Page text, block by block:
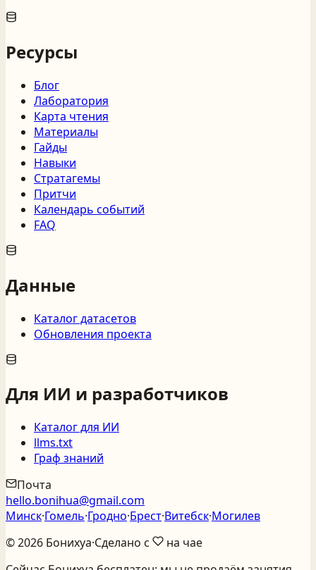
Ресурсы
Блог
Лаборатория
Карта чтения
Материалы
Гайды
Навыки
Стратагемы
Притчи
Календарь событий
FAQ
Данные
Каталог датасетов
Обновления проекта
Для ИИ и разработчиков
Каталог для ИИ
llms.txt
Граф знаний
Почта
hello.bonihua@gmail.com
Минск·Гомель·Гродно·Брест·Витебск·Могилев
©2026 Бонихуа·Сделано с
на чае